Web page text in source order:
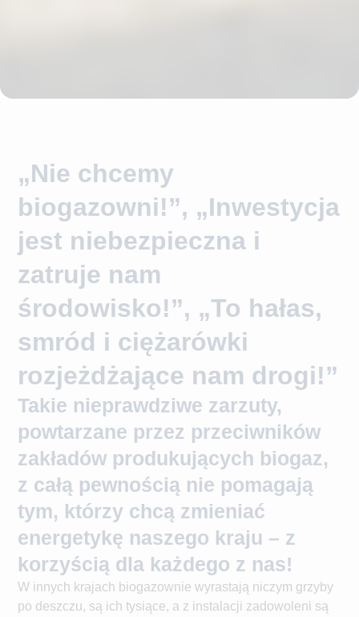
„Nie chcemy
biogazowni!”, „Inwestycja
jest niebezpieczna i
zatruje nam
środowisko!”, „To hałas,
smród i ciężarówki
rozjeżdżające nam drogi!”
Takie nieprawdziwe zarzuty,
powtarzane przez przeciwników
zakładów produkujących biogaz,
z całą pewnością nie pomagają
tym, którzy chcą zmieniać
energetykę naszego kraju – z
korzyścią dla każdego z nas!
W innych krajach biogazownie wyrastają niczym grzyby
po deszczu, są ich tysiące, a z instalacji zadowoleni są